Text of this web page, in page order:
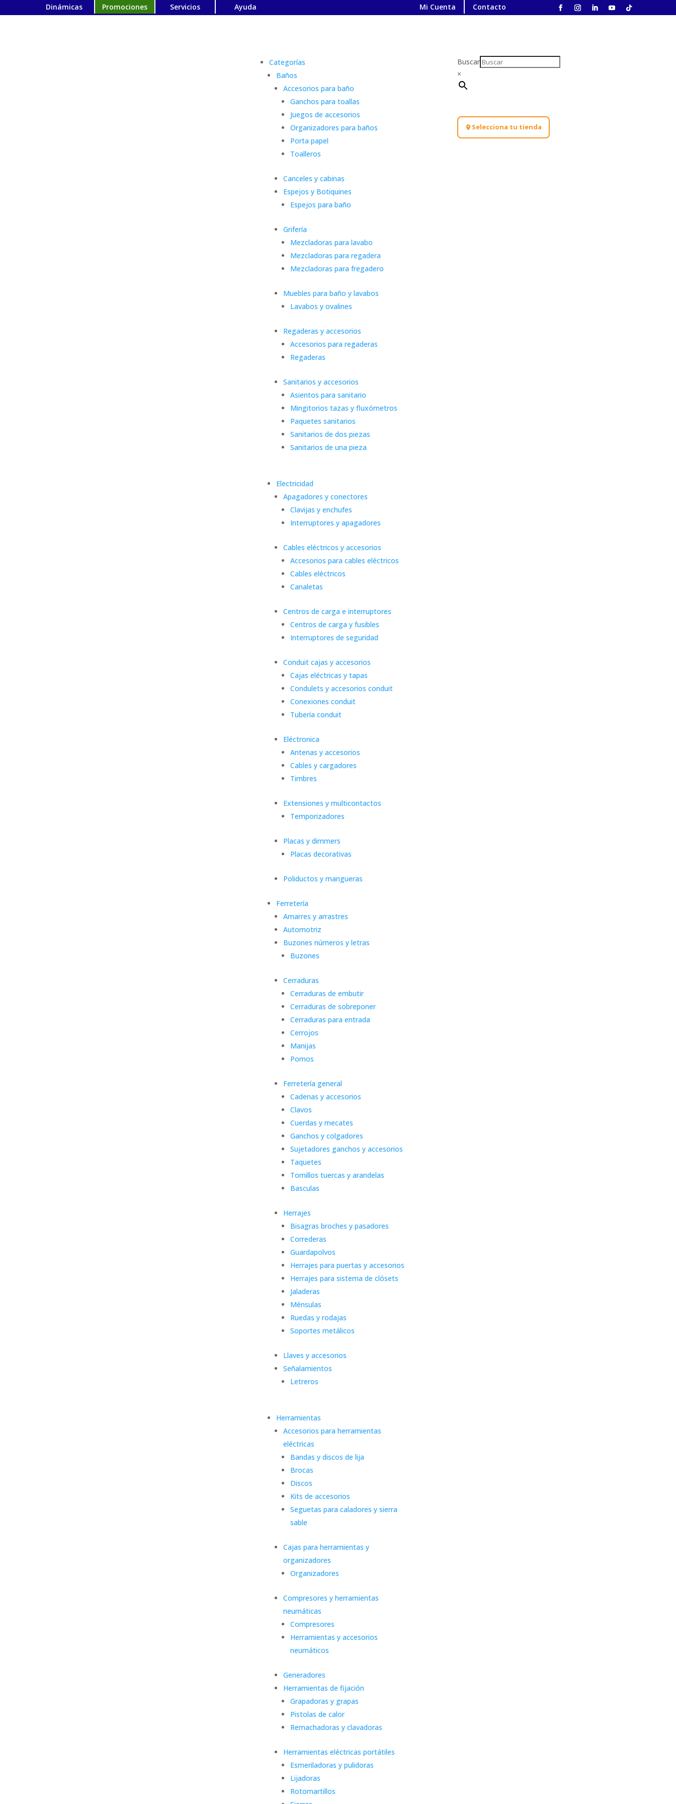
Dinámicas Promociones Servicios Ayuda Mi Cuenta Contacto
Categorías
Baños
Accesorios para baño
Ganchos para toallas
Juegos de accesorios
Organizadores para baños
Porta papel
Toalleros
Canceles y cabinas
Espejos y Botiquines
Espejos para baño
Grifería
Mezcladoras para lavabo
Mezcladoras para regadera
Mezcladoras para fregadero
Muebles para baño y lavabos
Lavabos y ovalines
Regaderas y accesorios
Accesorios para regaderas
Regaderas
Sanitarios y accesorios
Asientos para sanitario
Mingitorios tazas y fluxómetros
Paquetes sanitarios
Sanitarios de dos piezas
Sanitarios de una pieza
Electricidad
Apagadores y conectores
Clavijas y enchufes
Interruptores y apagadores
Cables eléctricos y accesorios
Accesorios para cables eléctricos
Cables eléctricos
Canaletas
Centros de carga e interruptores
Centros de carga y fusibles
Interruptores de seguridad
Conduit cajas y accesorios
Cajas eléctricas y tapas
Condulets y accesorios conduit
Conexiones conduit
Tubería conduit
Eléctronica
Antenas y accesorios
Cables y cargadores
Timbres
Extensiones y multicontactos
Temporizadores
Placas y dimmers
Placas decorativas
Poliductos y mangueras
Ferretería
Amarres y arrastres
Automotriz
Buzones números y letras
Buzones
Cerraduras
Cerraduras de embutir
Cerraduras de sobreponer
Cerraduras para entrada
Cerrojos
Manijas
Pomos
Ferretería general
Cadenas y accesorios
Clavos
Cuerdas y mecates
Ganchos y colgadores
Sujetadores ganchos y accesorios
Taquetes
Tornillos tuercas y arandelas
Basculas
Herrajes
Bisagras broches y pasadores
Correderas
Guardapolvos
Herrajes para puertas y accesorios
Herrajes para sistema de clósets
Jaladeras
Ménsulas
Ruedas y rodajas
Soportes metálicos
Llaves y accesorios
Señalamientos
Letreros
Herramientas
Accesorios para herramientas
eléctricas
Bandas y discos de lija
Brocas
Discos
Kits de accesorios
Seguetas para caladores y sierra
sable
Cajas para herramientas y
organizadores
Organizadores
Compresores y herramientas
neumáticas
Compresores
Herramientas y accesorios
neumáticos
Generadores
Herramientas de fijación
Grapadoras y grapas
Pistolas de calor
Remachadoras y clavadoras
Herramientas eléctricas portátiles
Esmeriladoras y pulidoras
Lijadoras
Rotomartillos
Buscar
×
Selecciona tu tienda